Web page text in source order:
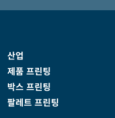
산업
제품 프린팅
박스 프린팅
팔레트 프린팅